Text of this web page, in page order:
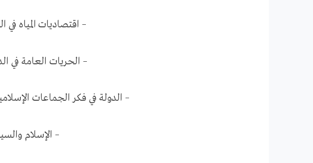
– اقتصاديات المياه
– الحريات العامة في
– الدولة في فكر الجماعات
– الإسلام